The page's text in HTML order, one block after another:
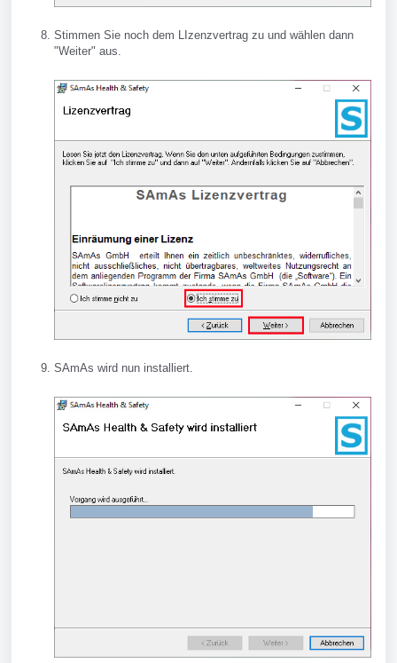
Stimmen Sie noch dem LIzenzvertrag zu und wählen dann
"Weiter" aus.
SAmAs wird nun installiert.